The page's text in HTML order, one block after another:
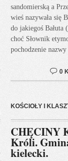
sandomierską a
wieś nazywała się
do jakiegoś Bałuta
choć Słownik
pochodzenie
0
KOŚCIOŁY I
CHĘCINY
Króli.
kielecki.